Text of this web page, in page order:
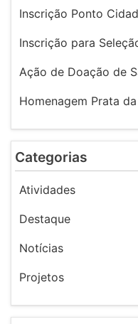
Inscrição Ponto
Inscrição para
Ação de Doação de
Homenagem Prata
Categorias
Atividades
Destaque
Notícias
Projetos